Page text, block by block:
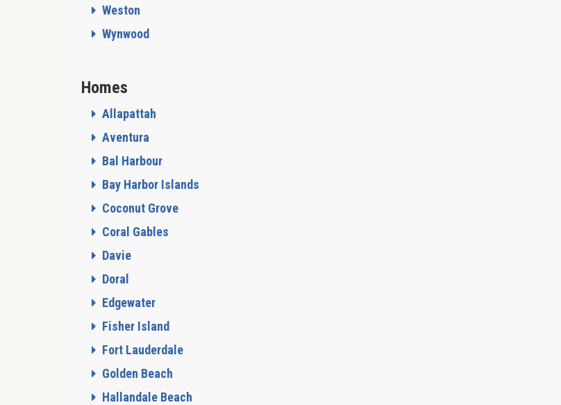
Weston
Wynwood
Homes
Allapattah
Aventura
Bal Harbour
Bay Harbor Islands
Coconut Grove
Coral Gables
Davie
Doral
Edgewater
Fisher Island
Fort Lauderdale
Golden Beach
Hallandale Beach